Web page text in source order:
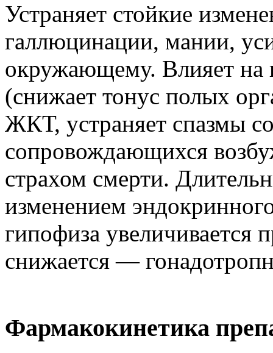
Устраняет стойкие
галлюцинации, мании,
окружающему. Влияет на
(снижает тонус полых
ЖКТ, устраняет спазмы
сопровождающихся
страхом смерти.
изменением
гипофиза увеличивается
снижается —
Фармакокинетика